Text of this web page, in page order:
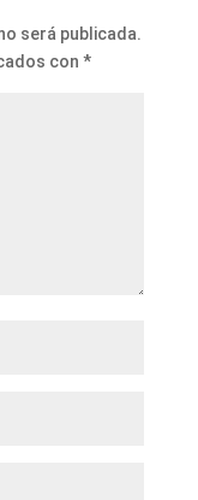
será publicada.
con *